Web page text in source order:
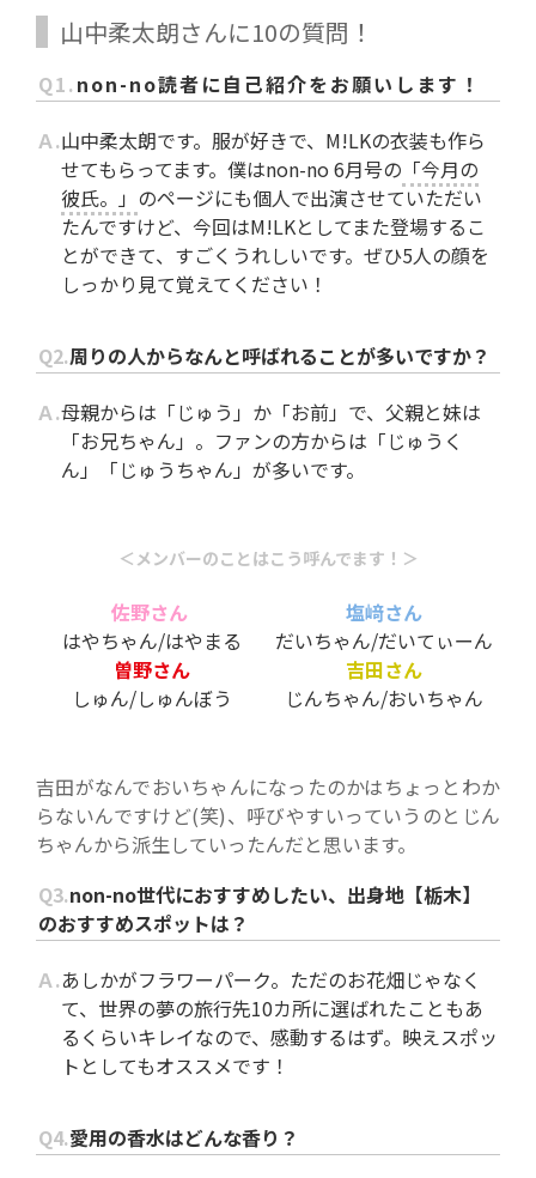
山中柔太朗さんに10の質問！
Q1. non-no読者に自己紹介をお願いします！
Ａ.山中柔太朗です。服が好きで、M!LKの衣装も作ら
せてもらってます。僕はnon-no 6月号の 「今月の
彼氏。」 のページにも個人で出演させていただい
たんですけど、今回はM!LKとしてまた登場するこ
とができて、すごくうれしいです。ぜひ5人の顔を
しっかり見て覚えてください！
Q2.周りの人からなんと呼ばれることが多いですか？
Ａ.母親からは「じゅう」か「お前」で、父親と妹は
「お兄ちゃん」。ファンの方からは「じゅうく
ん」「じゅうちゃん」が多いです。
＜メンバーのことはこう呼んでます！＞
佐野さん
はやちゃん/はやまる
曽野さん
しゅん/しゅんぼう
塩﨑さん
だいちゃん/だいてぃーん
吉田さん
じんちゃん/おいちゃん
吉田がなんでおいちゃんになったのかはちょっとわか
らないんですけど(笑)、呼びやすいっていうのとじん
ちゃんから派生していったんだと思います。
Q3.non-no世代におすすめしたい、出身地【栃木】
のおすすめスポットは？
Ａ.あしかがフラワーパーク。ただのお花畑じゃなく
て、世界の夢の旅行先10カ所に選ばれたこともあ
るくらいキレイなので、感動するはず。映えスポッ
トとしてもオススメです！
Q4.愛用の香水はどんな香り？